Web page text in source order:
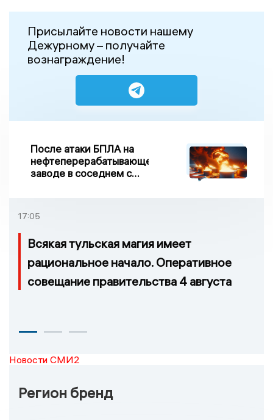
Присылайте новости нашему
Дежурному – получайте
вознаграждение!
После атаки БПЛА на
нефтеперерабатывающем
заводе в соседнем с
17:05
Всякая тульская магия имеет
рациональное начало. Оперативное
совещание правительства 4 августа
Новости СМИ2
Регион бренд